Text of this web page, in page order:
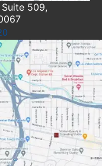
509,